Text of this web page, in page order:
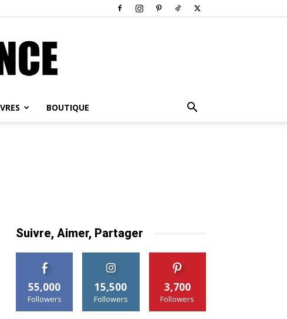
BOUTIQUE
Suivre, Aimer, Partager
55,000
Followers
15,500
Followers
3,700
Followers